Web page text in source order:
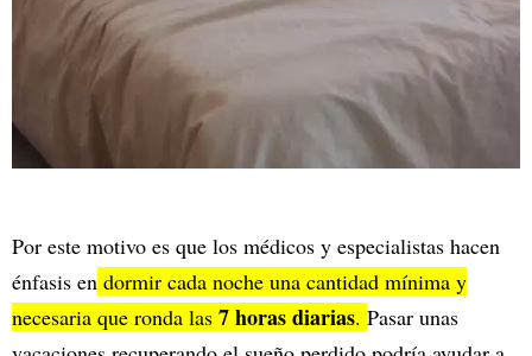
Por este motivo es que los médicos y especialistas hacen
énfasis en dormir cada noche una cantidad mínima y
necesaria que ronda las 7 horas diarias. Pasar unas